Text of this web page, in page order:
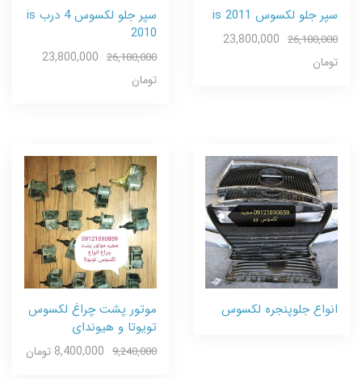
سپر جلو لکسوس 2011 is
26,180,000
23,800,000
تومان
سپر جلو لکسوس 4 درب is
2010
26,180,000
23,800,000
تومان
انواع جلوپنجره لکسوس
موتور پشت چراغ لکسوس
تویوتا و هیوندای
9,240,000 8,400,000 تومان